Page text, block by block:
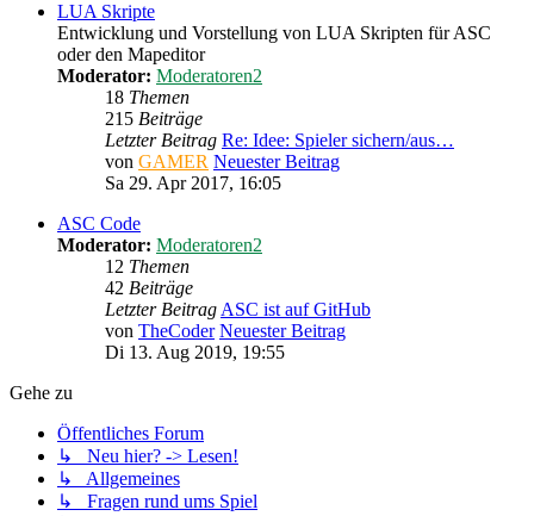
LUA Skripte
Entwicklung und Vorstellung von LUA Skripten für ASC
oder den Mapeditor
Moderator: Moderatoren2
18 Themen
215 Beiträge
Letzter Beitrag Re: Idee: Spieler sichern/aus…
von GAMER Neuester Beitrag
Sa 29. Apr 2017, 16:05
ASC Code
Moderator: Moderatoren2
12 Themen
42 Beiträge
Letzter Beitrag ASC ist auf GitHub
von TheCoder Neuester Beitrag
Di 13. Aug 2019, 19:55
Gehe zu
Öffentliches Forum
↳ Neu hier? -> Lesen!
↳ Allgemeines
↳ Fragen rund ums Spiel